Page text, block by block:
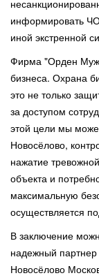
информировать
иной экстренной
Фирма "Орден
бизнеса. Охрана
это не только
за доступом
этой цели мы
Новосёлово,
нажатие
объекта и
максимальную
осуществляется
В заключение
надежный
Новосёлово